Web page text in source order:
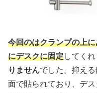
今回のはクランプの上
にデスクに固定してくれ
りませんでした。抑え
面で貼られており、デ